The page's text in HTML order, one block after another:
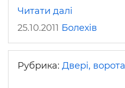
Читати далі
25.10.2011 Болехів
Рубрика: Двері, ворота